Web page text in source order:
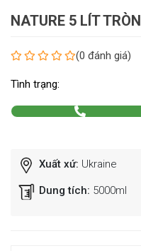
NATURE 5 LÍT TRÒN
(0 đánh giá)
Tình trạng:
Xuất xứ: Ukraine
Dung tích: 5000ml